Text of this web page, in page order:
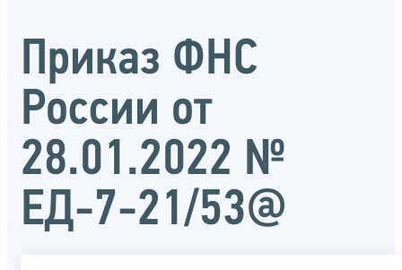
Приказ ФНС
России от
28.01.2022 №
ЕД-7-21/53@